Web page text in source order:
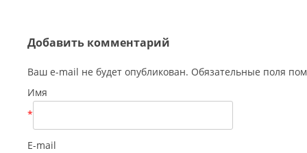
Добавить комментарий
Ваш e-mail не будет опубликован. Обязательные поля
Имя
*
E-mail